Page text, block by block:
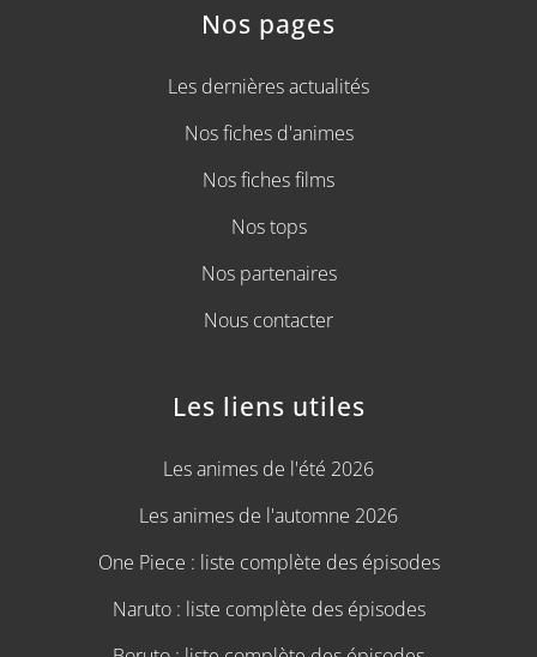
Nos pages
Les dernières actualités
Nos fiches d'animes
Nos fiches films
Nos tops
Nos partenaires
Nous contacter
Les liens utiles
Les animes de l'été 2026
Les animes de l'automne 2026
One Piece : liste complète des épisodes
Naruto : liste complète des épisodes